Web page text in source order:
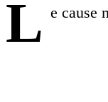
L e cause